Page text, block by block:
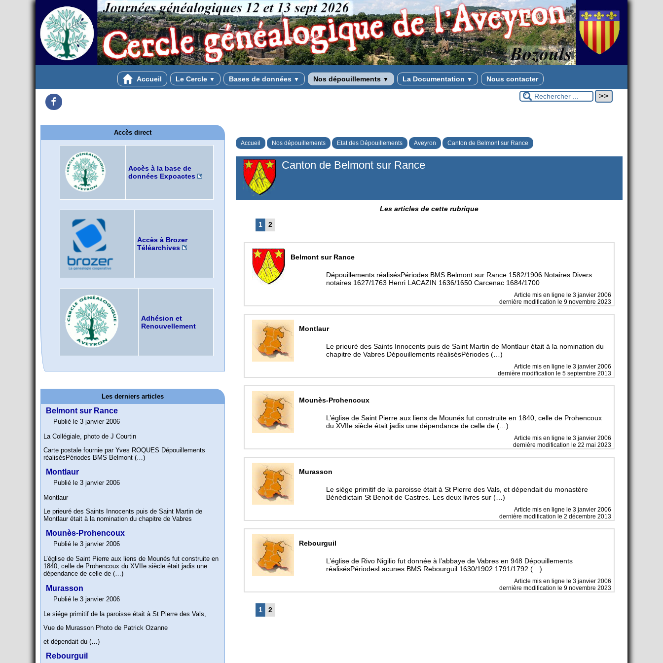
Accueil Le Cercle ▼ Bases de données ▼ Nos dépouillements ▼ La Documentation ▼ Nous contacter
Accueil Nos dépouillements Etat des Dépouillements Aveyron Canton de Belmont sur Rance
Canton de Belmont sur Rance
Les articles de cette rubrique
1 2
Belmont sur Rance
Dépouillements réalisésPériodes BMS Belmont sur Rance 1582/1906 Notaires Divers
notaires 1627/1763 Henri LACAZIN 1636/1650 Carcenac 1684/1700
Article mis en ligne le3 janvier 2006
dernière modification le 9 novembre 2023
Montlaur
Le prieuré des Saints Innocents puis de Saint Martin de Montlaur était à la nomination du
chapitre de Vabres Dépouillements réalisésPériodes (…)
Article mis en ligne le3 janvier 2006
dernière modification le 5 septembre 2013
Mounès-Prohencoux
L’église de Saint Pierre aux liens de Mounés fut construite en 1840, celle de Prohencoux
du XVIIe siècle était jadis une dépendance de celle de (…)
Article mis en ligne le3 janvier 2006
dernière modification le 22 mai 2023
Murasson
Le siége primitif de la paroisse était à St Pierre des Vals, et dépendait du monastère
Bénédictain St Benoit de Castres. Les deux livres sur (…)
Article mis en ligne le3 janvier 2006
dernière modification le 2 décembre 2013
Rebourguil
L’église de Rivo Nigilio fut donnée à l’abbaye de Vabres en 948 Dépouillements
réalisésPériodesLacunes BMS Rebourguil 1630/1902 1791/1792 (…)
Article mis en ligne le3 janvier 2006
dernière modification le 9 novembre 2023
1 2
Accès direct
Accès à la base de
données Expoactes
Accès à Brozer
Téléarchives
Adhésion et
Renouvellement
Les derniers articles
Belmont sur Rance
Publié le 3 janvier 2006
La Collégiale, photo de J Courtin
Carte postale fournie par Yves ROQUES Dépouillements
réalisésPériodes BMS Belmont (…)
Montlaur
Publié le 3 janvier 2006
Montlaur
Le prieuré des Saints Innocents puis de Saint Martin de
Montlaur était à la nomination du chapitre de Vabres
Mounès-Prohencoux
Publié le 3 janvier 2006
L’église de Saint Pierre aux liens de Mounés fut construite en
1840, celle de Prohencoux du XVIIe siècle était jadis une
dépendance de celle de (…)
Murasson
Publié le 3 janvier 2006
Le siége primitif de la paroisse était à St Pierre des Vals,
Vue de Murasson Photo de Patrick Ozanne
et dépendait du (…)
Rebourguil